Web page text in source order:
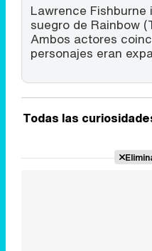
Lawrence
suegro de Rainbow
Ambos actores
personajes eran
Todas las